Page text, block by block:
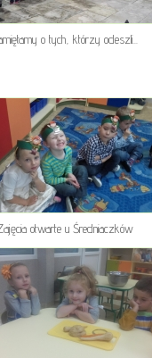
o tych, którzy odeszli...
otwarte u Średniaczków